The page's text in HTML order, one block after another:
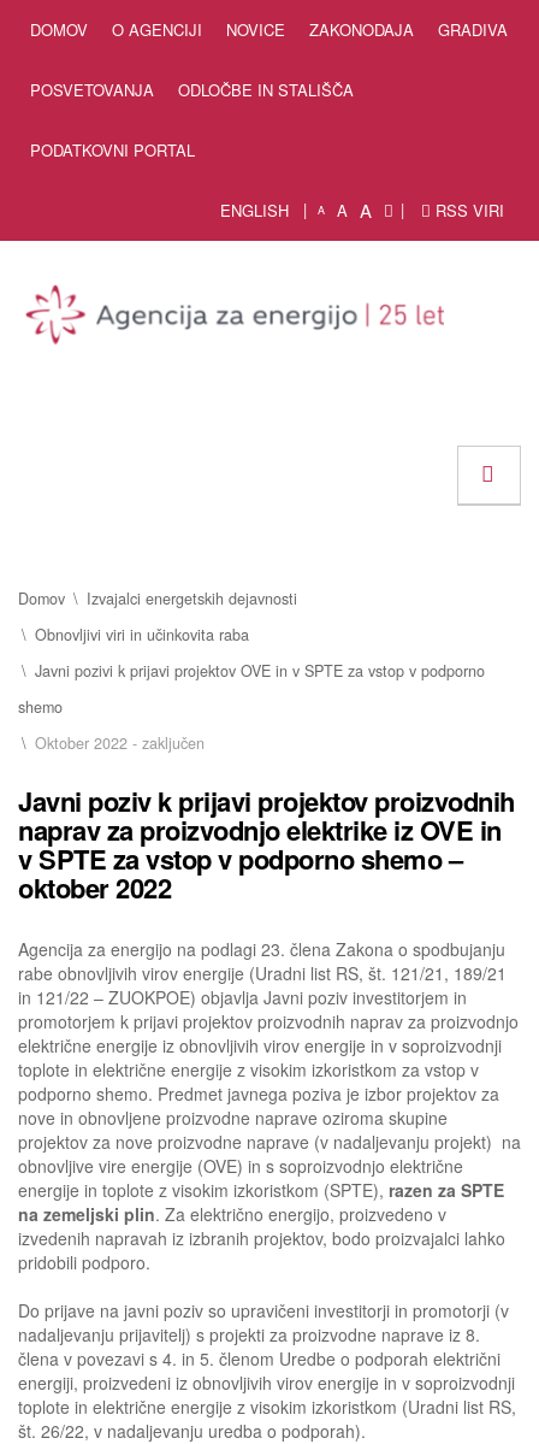
DOMOV O AGENCIJI NOVICE ZAKONODAJA GRADIVA
POSVETOVANJA ODLOČBE IN STALIŠČA
PODATKOVNI PORTAL
ENGLISH A A A RSS VIRI
Domov
Izvajalci energetskih dejavnosti
Obnovljivi viri in učinkovita raba
Javni pozivi k prijavi projektov OVE in v SPTE za vstop v podporno
shemo
Oktober 2022 - zaključen
Javni poziv k prijavi projektov proizvodnih
naprav za proizvodnjo elektrike iz OVE in
v SPTE za vstop v podporno shemo –
oktober 2022
Agencija za energijo na podlagi 23. člena Zakona o spodbujanju
rabe obnovljivih virov energije (Uradni list RS, št. 121/21, 189/21
in 121/22 – ZUOKPOE) objavlja Javni poziv investitorjem in
promotorjem k prijavi projektov proizvodnih naprav za proizvodnjo
električne energije iz obnovljivih virov energije in v soproizvodnji
toplote in električne energije z visokim izkoristkom za vstop v
podporno shemo. Predmet javnega poziva je izbor projektov za
nove in obnovljene proizvodne naprave oziroma skupine
projektov za nove proizvodne naprave (v nadaljevanju projekt) na
obnovljive vire energije (OVE) in s soproizvodnjo električne
energije in toplote z visokim izkoristkom (SPTE), razen za SPTE
na zemeljski plin. Za električno energijo, proizvedeno v
izvedenih napravah iz izbranih projektov, bodo proizvajalci lahko
pridobili podporo.
Do prijave na javni poziv so upravičeni investitorji in promotorji (v
nadaljevanju prijavitelj) s projekti za proizvodne naprave iz 8.
člena v povezavi s 4. in 5. členom Uredbe o podporah električni
energiji, proizvedeni iz obnovljivih virov energije in v soproizvodnji
toplote in električne energije z visokim izkoristkom (Uradni list RS,
št. 26/22, v nadaljevanju uredba o podporah).